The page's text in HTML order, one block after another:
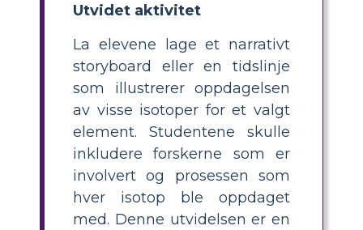
Utvidet aktivitet
La elevene lage et narrativt
storyboard eller en tidslinje
som illustrerer oppdagelsen
av visse isotoper for et valgt
element. Studentene skulle
inkludere forskerne som er
involvert og prosessen som
hver isotop ble oppdaget
med. Denne utvidelsen er en